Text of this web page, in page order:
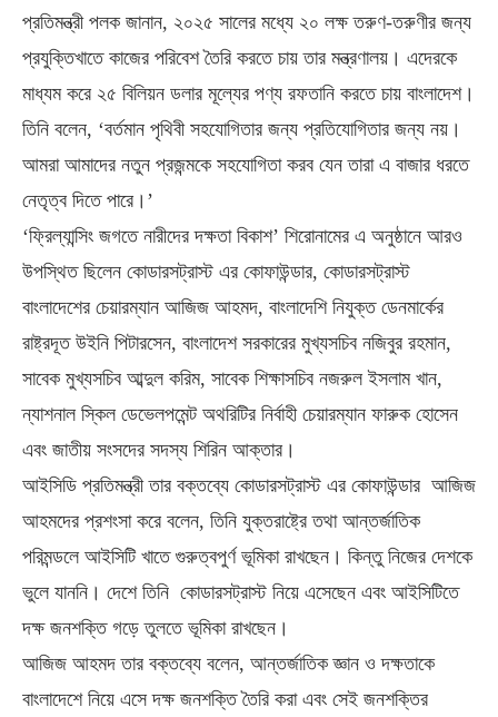
প্রতিমন্ত্রী পলক জানান, ২০২৫ সালের মধ্যে ২০ লক্ষ তরুণ-তরুণীর জন্য
প্রযুক্তিখাতে কাজের পরিবেশ তৈরি করতে চায় তার মন্ত্রণালয়। এদেরকে
মাধ্যম করে ২৫ বিলিয়ন ডলার মূল্যের পণ্য রফতানি করতে চায় বাংলাদেশ।
তিনি বলেন, ‘বর্তমান পৃথিবী সহযোগিতার জন্য প্রতিযোগিতার জন্য নয়।
আমরা আমাদের নতুন প্রজন্মকে সহযোগিতা করব যেন তারা এ বাজার ধরতে
নেতৃত্ব দিতে পারে।’
‘ফ্রিল্যান্সিং জগতে নারীদের দক্ষতা বিকাশ’ শিরোনামের এ অনুষ্ঠানে আরও
উপস্থিত ছিলেন কোডারসট্রাস্ট এর কোফাউন্ডার, কোডারসট্রাস্ট
বাংলাদেশের চেয়ারম্যান আজিজ আহমদ, বাংলাদেশি নিযুক্ত ডেনমার্কের
রাষ্ট্রদূত উইনি পিটারসেন, বাংলাদেশ সরকারের মুখ্যসচিব নজিবুর রহমান,
সাবেক মুখ্যসচিব আব্দুল করিম, সাবেক শিক্ষাসচিব নজরুল ইসলাম খান,
ন্যাশনাল স্কিল ডেভেলপমেন্ট অথরিটির নির্বাহী চেয়ারম্যান ফারুক হোসেন
এবং জাতীয় সংসদের সদস্য শিরিন আক্তার।
আইসিডি প্রতিমন্ত্রী তার বক্তব্যে কোডারসট্রাস্ট এর কোফাউন্ডার আজিজ
আহমদের প্রশংসা করে বলেন, তিনি যুক্তরাষ্ট্রে তথা আন্তর্জাতিক
পরিমন্ডলে আইসিটি খাতে গুরুত্বপুর্ণ ভূমিকা রাখছেন। কিন্তু নিজের দেশকে
ভুলে যাননি। দেশে তিনি কোডারসট্রাস্ট নিয়ে এসেছেন এবং আইসিটিতে
দক্ষ জনশক্তি গড়ে তুলতে ভূমিকা রাখছেন।
আজিজ আহমদ তার বক্তব্যে বলেন, আন্তর্জাতিক জ্ঞান ও দক্ষতাকে
বাংলাদেশে নিয়ে এসে দক্ষ জনশক্তি তৈরি করা এবং সেই জনশক্তির